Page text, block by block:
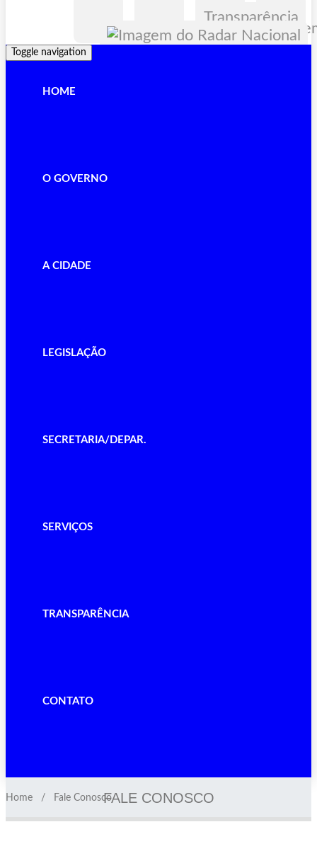
Transparência
Toggle navigation
HOME
O GOVERNO
A CIDADE
LEGISLAÇÃO
SECRETARIA/DEPAR.
SERVIÇOS
TRANSPARÊNCIA
CONTATO
FALE CONOSCO
Home Fale Conosco